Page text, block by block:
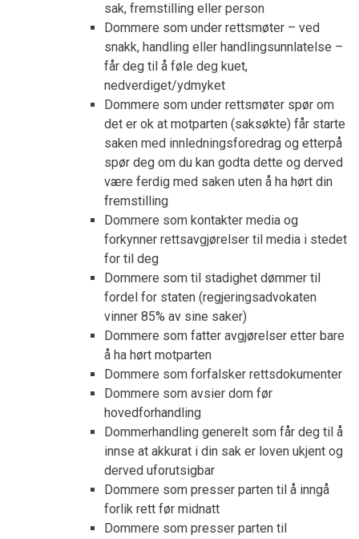
sak, fremstilling eller person
Dommere som under rettsmøter – ved
snakk, handling eller handlingsunnlatelse –
får deg til å føle deg kuet,
nedverdiget/ydmyket
Dommere som under rettsmøter spør om
det er ok at motparten (saksøkte) får starte
saken med innledningsforedrag og etterpå
spør deg om du kan godta dette og derved
være ferdig med saken uten å ha hørt din
fremstilling
Dommere som kontakter media og
forkynner rettsavgjørelser til media i stedet
for til deg
Dommere som til stadighet dømmer til
fordel for staten (regjeringsadvokaten
vinner 85% av sine saker)
Dommere som fatter avgjørelser etter bare
å ha hørt motparten
Dommere som forfalsker rettsdokumenter
Dommere som avsier dom før
hovedforhandling
Dommerhandling generelt som får deg til å
innse at akkurat i din sak er loven ukjent og
derved uforutsigbar
Dommere som presser parten til å inngå
forlik rett før midnatt
Dommere som presser parten til